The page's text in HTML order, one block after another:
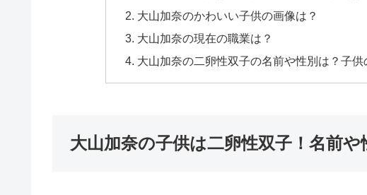
大山加奈のかわいい子供の画像は？
大山加奈の現在の職業は？
大山加奈の二卵性双子の名前や性別は？子
大山加奈の子供は二卵性双子！名前や